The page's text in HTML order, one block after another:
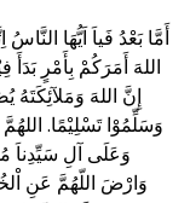
أَمَّا بَعْدُ فَياَ اَيُّهَا
اللهَ أَمَرَكُمْ بِأَمْرٍ
إِنَّ اللهَ وَمَلآئِكَتَهُ
وَسَلِّمُوْا تَسْلِيْمًا.
وَعَلَى آلِ سَيِّدِناَ
وَارْضَ اللّهُمَّ عَنِ